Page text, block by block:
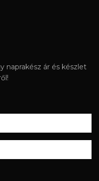
naprakész ár és készlet